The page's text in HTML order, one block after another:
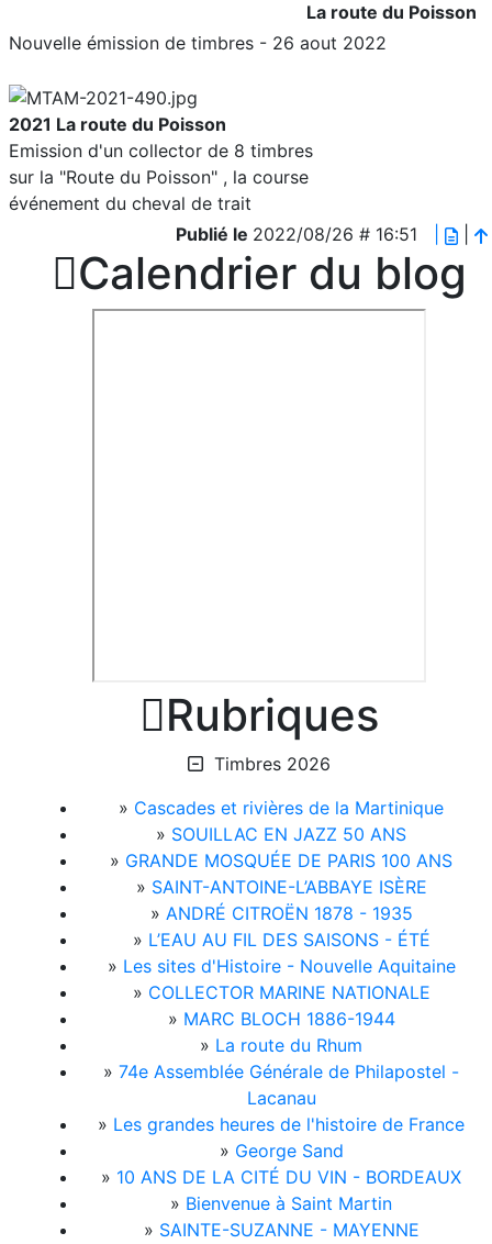
La route du Poisson
Nouvelle émission de timbres - 26 aout 2022
2021 La route du Poisson
Emission d'un collector de 8 timbres
sur la "Route du Poisson" , la course
événement du cheval de trait
Publié le 2022/08/26 # 16:51
Calendrier du blog
Rubriques
Timbres 2026
» Cascades et rivières de la Martinique
» SOUILLAC EN JAZZ 50 ANS
» GRANDE MOSQUÉE DE PARIS 100 ANS
» SAINT-ANTOINE-L’ABBAYE ISÈRE
» ANDRÉ CITROËN 1878 - 1935
» L’EAU AU FIL DES SAISONS - ÉTÉ
» Les sites d'Histoire - Nouvelle Aquitaine
» COLLECTOR MARINE NATIONALE
» MARC BLOCH 1886-1944
» La route du Rhum
» 74e Assemblée Générale de Philapostel -
Lacanau
» Les grandes heures de l'histoire de France
» George Sand
» 10 ANS DE LA CITÉ DU VIN - BORDEAUX
» Bienvenue à Saint Martin
» SAINTE-SUZANNE - MAYENNE